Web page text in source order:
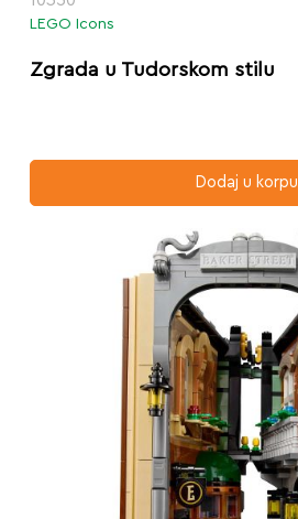
LEGO Icons
Zgrada u Tudorskom stilu
Dodaj u korpu